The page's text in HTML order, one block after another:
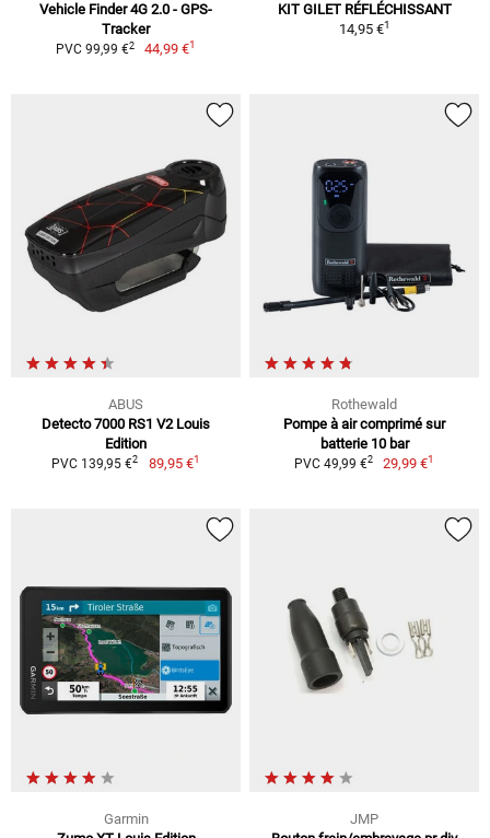
Vehicle Finder 4G 2.0 - GPS-
Tracker
PVC 99,99 €2 44,99 €1
KIT GILET RÉFLÉCHISSANT
14,95 €1
ABUS
Detecto 7000 RS1 V2 Louis
Edition
PVC 139,95 €2 89,95 €1
Rothewald
Pompe à air comprimé sur
batterie 10 bar
PVC 49,99 €2 29,99 €1
Garmin
JMP